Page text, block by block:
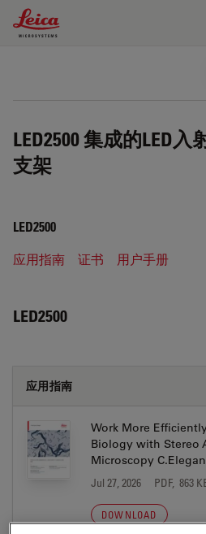
Leica Microsystems Logo
LED2500集成的LED入
支架
LED2500
应用指南 证书 用户手册
LED2500
应用指南
Work More
Biology with Stereo
Microscopy
Jul 27, 2026 PDF, 863
DOWNLOAD